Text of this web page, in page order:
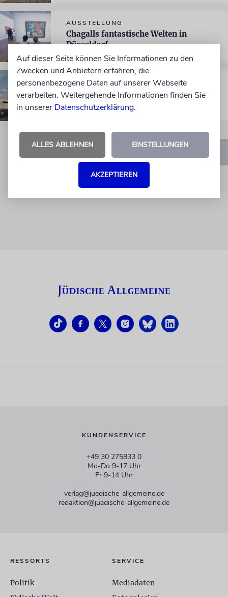
AUSSTELLUNG
Chagalls fantastische Welten in
Düsseldorf
NAHOST
Weiterer Teilabzug aus Gaza nach
Geisel-Freilassung
KUNDENSERVICE
+49 30 275833 0
Mo-Do 9-17 Uhr
Fr 9-14 Uhr
verlag@juedische-allgemeine.de
redaktion@juedische-allgemeine.de
RESSORTS
Politik
SERVICE
Mediadaten
Auf dieser Seite können Sie Informationen zu den
Zwecken und Anbietern erfahren, die
personenbezogene Daten auf unserer Webseite
verarbeiten. Weitergehende Informationen finden Sie
in unserer Datenschutzerklärung.
ALLES ABLEHNEN EINSTELLUNGEN
AKZEPTIEREN